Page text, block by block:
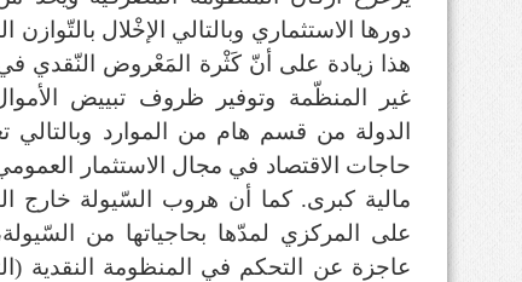
دورها الاستثماري وبالتالي الإخْلال
هذا زيادة على أنّ كَثْرة المَعْروض النّقدي
غير المنظّمة وتوفير ظروف تبييض
الدولة من قسم هام من الموارد وبالتالي
حاجات الاقتصاد في مجال الاستثمار
مالية كبرى.كما أن هروب السّيولة خارج
على المركزي لمدّها بحاجياتها من
عاجزة عن التحكم في المنظومة النقدية (